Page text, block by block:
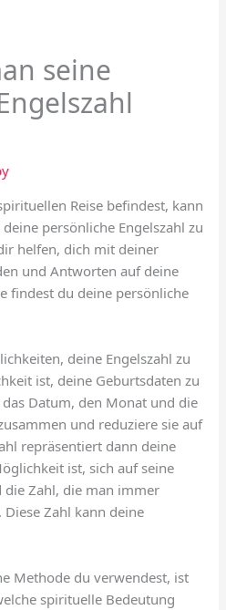
seine
Reise befindest, kann
persönliche Engelszahl zu
helfen, dich mit deiner
und Antworten auf deine
findest du deine persönliche
deine Engelszahl zu
ist, deine Geburtsdaten zu
Datum, den Monat und die
und reduziere sie auf
repräsentiert dann deine
ist, sich auf seine
Zahl, die man immer
Zahl kann deine
Methode du verwendest, ist
spirituelle Bedeutung